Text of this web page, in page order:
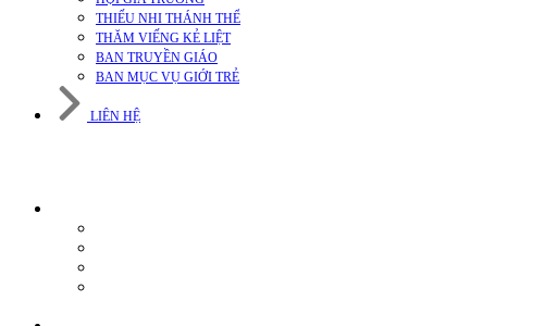
THIẾU NHI THÁNH THỂ
THĂM VIẾNG KẺ LIỆT
BAN TRUYỀN GIÁO
BAN MỤC VỤ GIỚI TRẺ
LIÊN HỆ